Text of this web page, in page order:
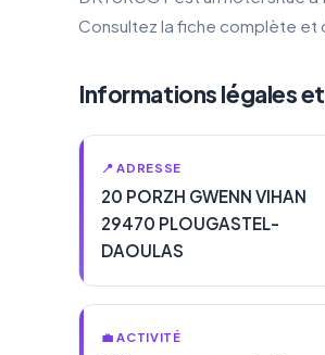
Consultez la fiche complète et
Informations légales
📍 ADRESSE
20 PORZH GWENN VIHAN
29470 PLOUGASTEL-
DAOULAS
💼 ACTIVITÉ